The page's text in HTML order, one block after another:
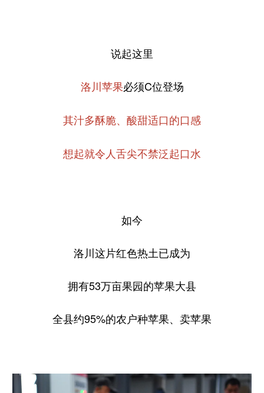
说起这里
洛川苹果必须C位登场
其汁多酥脆、酸甜适口的口感
想起就令人舌尖不禁泛起口水
如今
洛川这片红色热土已成为
拥有53万亩果园的苹果大县
全县约95%的农户种苹果、卖苹果